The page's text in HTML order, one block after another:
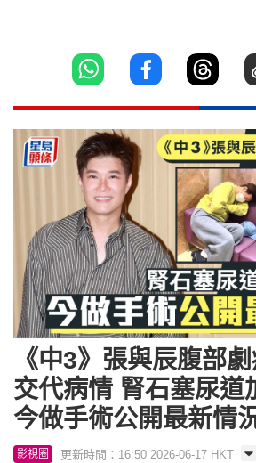
《中3》張與辰腹部
交代病情 腎石塞尿道
今做手術公開最新情
影視圈 更新時間：16:50 2026-06-17 HKT